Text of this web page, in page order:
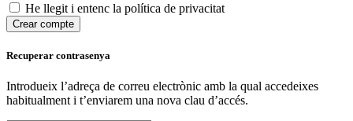
He llegit i entenc la política de privacitat
Crear compte
Recuperar contrasenya
Introdueix l’adreça de correu electrònic amb la qual accedeixes
habitualment i t’enviarem una nova clau d’accés.